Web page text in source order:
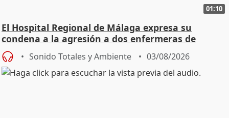
01:10
El Hospital Regional de Málaga expresa su
condena a la agresión a dos enfermeras de
Urgencias
Sonido Totales y Ambiente 03/08/2026